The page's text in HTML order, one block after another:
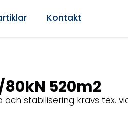
Kontakt
80kN 520m2
och stabilisering krävs tex.